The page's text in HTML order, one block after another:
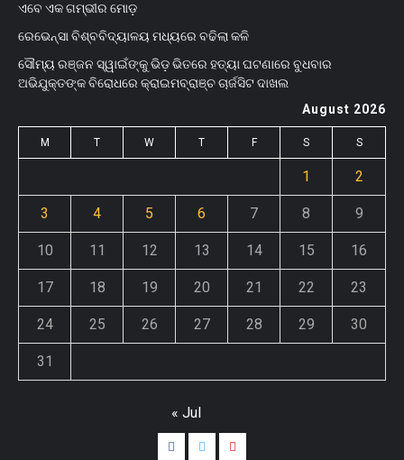
ଏବେ ଏକ ଗମ୍ଭୀର ମୋଡ଼
ରେଭେନ୍ସା ବିଶ୍ବବିଦ୍ୟାଳୟ ମଧ୍ୟରେ ବଢିଲା କଳି
ସୌମ୍ୟ ରଞ୍ଜନ ସ୍ୱାଇଁଙ୍କୁ ଭିଡ଼ ଭିତରେ ହତ୍ୟା ଘଟଣାରେ ବୁଧବାର
ଅଭିଯୁକ୍ତଙ୍କ ବିରୋଧରେ କ୍ରାଇମବ୍ରାଞ୍ଚ ଚାର୍ଜସିଟ ଦାଖଲ
August 2026
M T W T F S S
1 2
3 4 5 6 7 8 9
10 11 12 13 14 15 16
17 18 19 20 21 22 23
24 25 26 27 28 29 30
31
« Jul